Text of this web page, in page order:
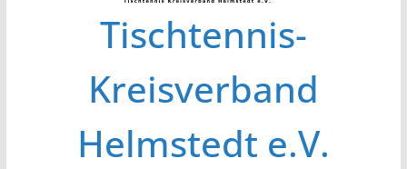
Tischtennis-
Kreisverband
Helmstedt e.V.